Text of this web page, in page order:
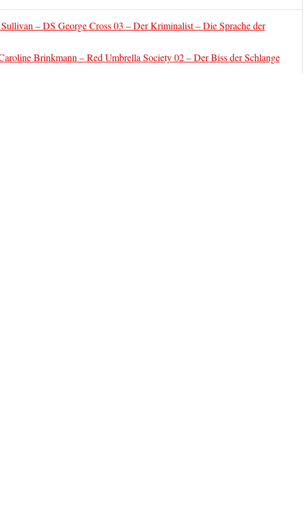
– DS George Cross 03 – Der Kriminalist – Die Sprache der
Brinkmann – Red Umbrella Society 02 – Der Biss der Schlange